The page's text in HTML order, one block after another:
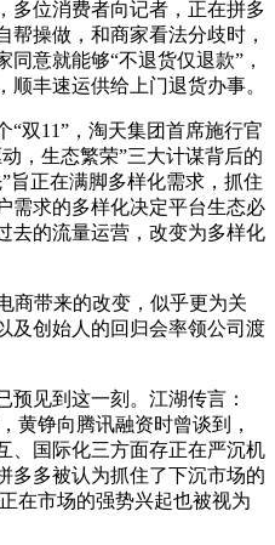
位消费者向记者，正在拼多
帮操做，和商家看法分歧时，
意就能够“不退货仅退款”，
丰速运供给上门退货办事。
11”，淘天集团首席施行官
，生态繁荣”三大计谋背后的
旨正在满脚多样化需求，抓住
需求的多样化决定平台生态必
去的流量运营，改变为多样化
带来的改变，似乎更为关
及创始人的回归会率领公司渡
见到这一刻。江湖传言：
黄铮向腾讯融资时曾谈到，
、国际化三方面存正在严沉机
多多被认为抓住了下沉市场的
在市场的强势兴起也被视为